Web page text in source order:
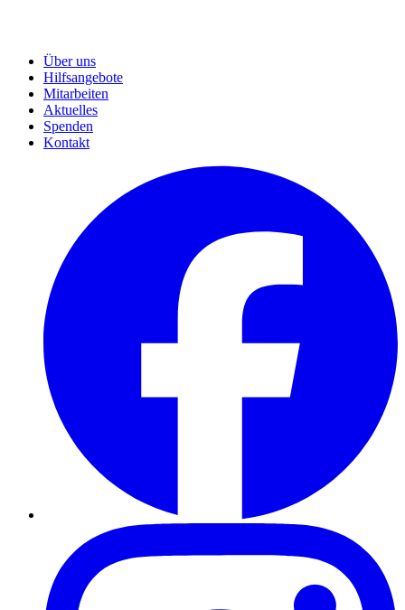
Über uns
Hilfsangebote
Mitarbeiten
Aktuelles
Spenden
Kontakt